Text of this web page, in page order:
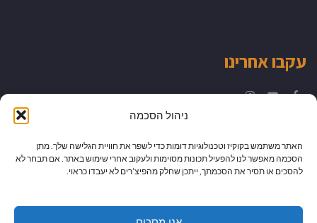
ניהול הסכמה
האתר משתמש בקוקיז וטכנולוגיות דומות כדי לשפר את חוויית הגלישה שלך. מתן
הסכמה מאפשר לנו להפעיל תכונות מסוימות ולעקוב אחרי שימוש באתר. אם תבחר לא
להסכים או תסיר את הסכמתך, ייתכן שחלק מהפיצ’רים לא יעבדו כראוי.
עקבו אחרינו